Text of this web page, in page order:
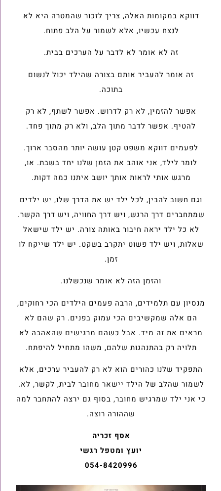
דווקא במקומות האלה, צריך לזכור שהמטרה היא לא
לנצח עכשיו, אלא לשמור על הלב פתוח‎.‎
זה לא אומר לא לדבר על הערכים בבית‎.
זה אומר להעביר אותם בצורה שהילד יכול לנשום
בתוכה‎.‎
אפשר להזמין, לא רק לדרוש‎. אפשר לשתף, לא רק
להטיף‎. אפשר לדבר מתוך הלב, ולא רק מתוך פחד‎.‎
לפעמים דווקא משפט קטן עושה יותר מהסבר ארוך‎.
לומר לילד, אני אוהב את הזמן שלנו יחד בשבת‎. או,
מרגש אותי לראות אותך יושב איתנו כמה דקות‎.‎
וגם חשוב להבין, לכל ילד יש את הדרך שלו, ‏יש ילדים
שמתחברים דרך הרגש, ויש דרך החוויה, ויש דרך הקשר‎.
לא כל ילד יראה חיבור באותה צורה‎.‎ יש ילד שישאל
שאלות, ויש ילד פשוט יתקרב בשקט‎. יש ילד שייקח לו
זמן‎.‎
והזמן הזה לא אומר שנכשלנו‎.‎
מנסיון עם תלמידים, הרבה פעמים הילדים הכי רחוקים,
הם אלה שמקשיבים הכי עמוק בפנים‎. רק שהם לא
מראים את זה מיד‎.‎ אבל כשהם מרגישים שהאהבה לא
תלויה רק בהתנהגות שלהם, משהו מתחיל להיפתח‎.‎
התפקיד שלנו כהורים הוא לא רק להעביר ערכים, אלא
לשמור שהלב של הילד יישאר מחובר לבית, ‏לקשר, לא‎.‎
כי אני ילד שמרגיש מחובר, בסוף גם ירצה להתחבר למה
שההורה רוצה‎.‎
אסף זכריה
יועץ ומטפל רגשי
054-8420996